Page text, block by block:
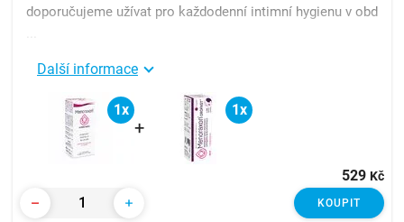
doporučujeme užívat pro každodenní intimní hygienu v obd
Další informace
1x
+
1x
529 Kč
KOUPIT